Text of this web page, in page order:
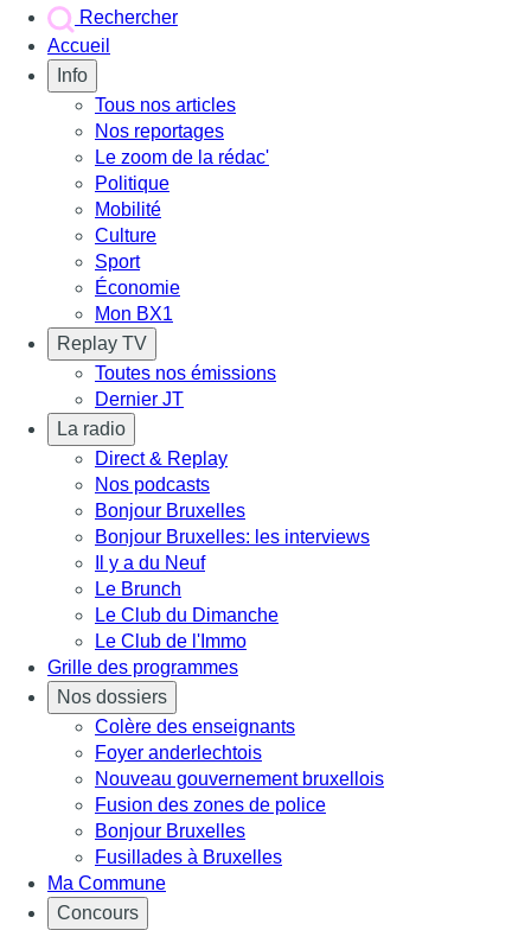
Rechercher
Accueil
Info
Tous nos articles
Nos reportages
Le zoom de la rédac'
Politique
Mobilité
Culture
Sport
Économie
Mon BX1
Replay TV
Toutes nos émissions
Dernier JT
La radio
Direct & Replay
Nos podcasts
Bonjour Bruxelles
Bonjour Bruxelles: les interviews
Il y a du Neuf
Le Brunch
Le Club du Dimanche
Le Club de l'Immo
Grille des programmes
Nos dossiers
Colère des enseignants
Foyer anderlechtois
Nouveau gouvernement bruxellois
Fusion des zones de police
Bonjour Bruxelles
Fusillades à Bruxelles
Ma Commune
Concours